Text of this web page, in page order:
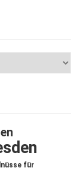
für